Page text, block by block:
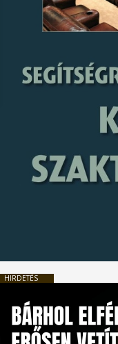
HIRDETÉS